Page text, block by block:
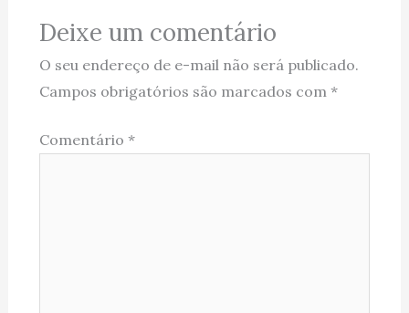
Deixe um comentário
O seu endereço de e-mail não será publicado.
Campos obrigatórios são marcados com *
Comentário *